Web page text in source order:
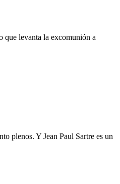
que levanta la excomunión a
plenos. Y Jean Paul Sartre es un